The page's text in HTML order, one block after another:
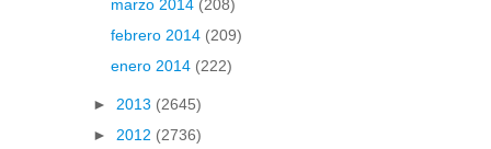
marzo 2014 (208)
febrero 2014 (209)
enero 2014 (222)
► 2013 (2645)
► 2012 (2736)